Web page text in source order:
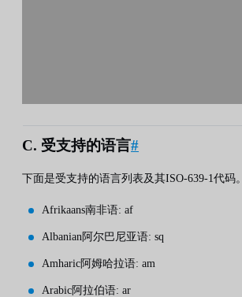
C. 受支持的语言#
下面是受支持的语言列表及其ISO-639-1代码。
Afrikaans南非语: af
Albanian阿尔巴尼亚语: sq
Amharic阿姆哈拉语: am
Arabic阿拉伯语: ar